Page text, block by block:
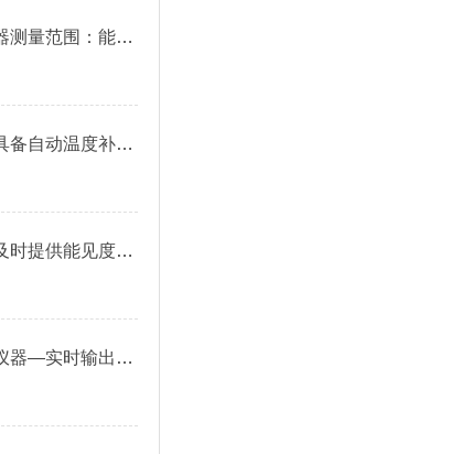
便携能见度测试仪器测量范围：能见度测量可测量20KM，做好出行提示
能见度测试仪器—具备自动温度补偿功能，确保在不同环境温度下的测量准确性
能见度测量仪—能及时提供能见度变化信息，为交通安全管理提供决策依据
便携式能见度测试仪器—实时输出能见度数据，满足用户对即时信息的需求